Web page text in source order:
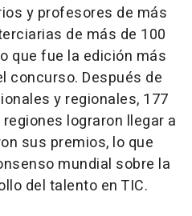
y profesores de más
de más de 100
que fue la edición más
concurso. Después de
y regionales, 177
lograron llegar a
sus premios, lo que
mundial sobre la
del talento en TIC.